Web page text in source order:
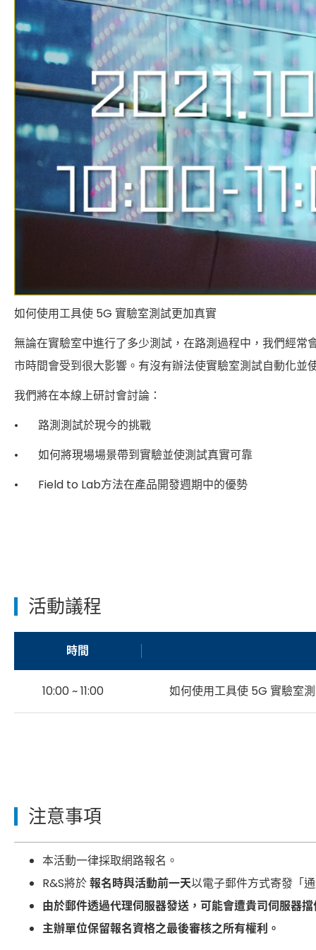
如何使用工具使 5G 實驗室測試更加真實
無論在實驗室中進行了多少測試，在路測過程中，我們經
市時間會受到很大影響。有沒有辦法使實驗室測試自動化並
我們將在本線上研討會討論：
• 路測測試於現今的挑戰
• 如何將現場場景帶到實驗並使測試真實可靠
• Field to Lab方法在產品開發週期中的優勢
活動議程
時間
10:00 ~ 11:00 如何使用工具使 5G 實驗室
注意事項
本活動一律採取網路報名。
R&S將於報名時與活動前一天以電子郵件方式寄發「
由於郵件透過代理伺服器發送，可能會遭貴司伺服器
主辦單位保留報名資格之最後審核之所有權利。